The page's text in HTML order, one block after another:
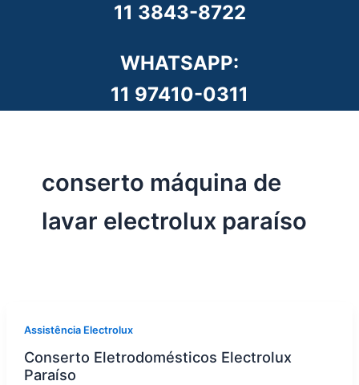
11 3843-8722
WHATSAPP:
11 97410-0311
conserto máquina de
lavar electrolux paraíso
Assistência Electrolux
Conserto Eletrodomésticos Electrolux
Paraíso